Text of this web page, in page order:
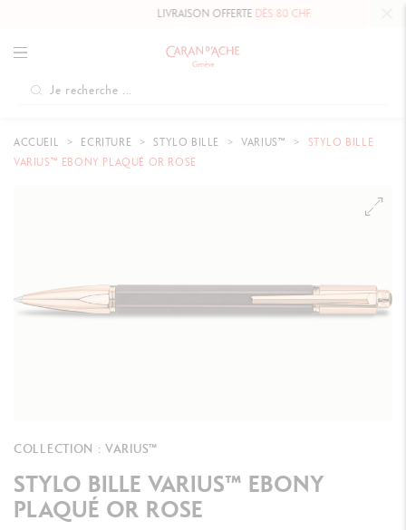
LIVRAISON OFFERTEDÈS 80 CHF.
ACCUEIL ECRITURE STYLO BILLE VARIUS™
STYLO BILLE
VARIUS™ EBONY PLAQUÉ OR ROSE
COLLECTION : VARIUS™
STYLO BILLE VARIUS™ EBONY
PLAQUÉ OR ROSE